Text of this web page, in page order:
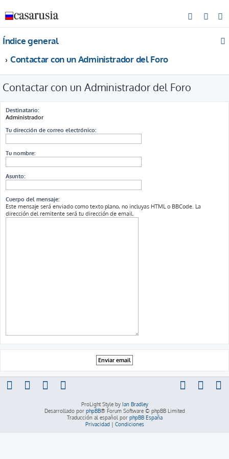
u
Índice general
Contactar con un Administrador del Foro
Contactar con un Administrador del Foro
Destinatario:
Administrador
Tu dirección de correo electrónico:
Tu nombre:
Asunto:
Cuerpo del mensaje:
Este mensaje será enviado como texto plano, no incluyas HTML o BBCode. La
dirección del remitente será tu dirección de email.
ProLight Style by Ian Bradley
Desarrollado por phpBB® Forum Software © phpBB Limited
Traducción al español por phpBB España
Privacidad| Condiciones